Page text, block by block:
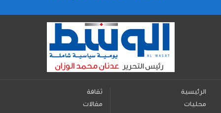
الرئيسية
محليات
ثقافة
مقالات